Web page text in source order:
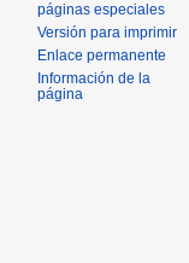
páginas especiales
Versión para imprimir
Enlace permanente
Información de la
página